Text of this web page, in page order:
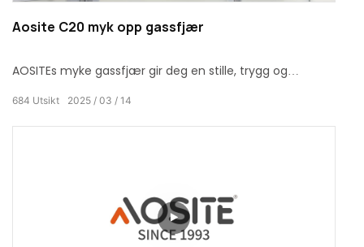
Aosite C20 myk opp gassfjær
AOSITEs myke gassfjær gir deg en stille, trygg og
2025 03 14
684 Utsikt